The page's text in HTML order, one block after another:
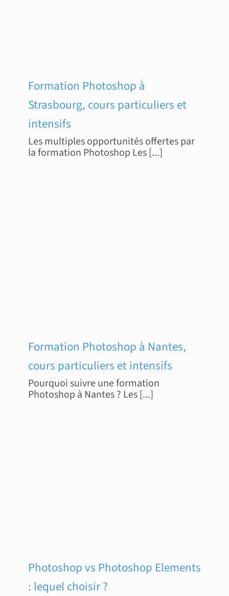
Formation Photoshop à
Strasbourg, cours particuliers et
intensifs
Les multiples opportunités offertes par
la formation Photoshop Les [...]
Formation Photoshop à Nantes,
cours particuliers et intensifs
Pourquoi suivre une formation
Photoshop à Nantes ? Les [...]
Photoshop vs Photoshop Elements
: lequel choisir ?